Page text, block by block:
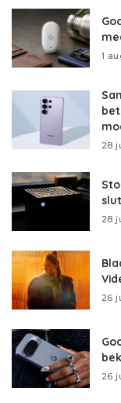
1
28
28
26
26